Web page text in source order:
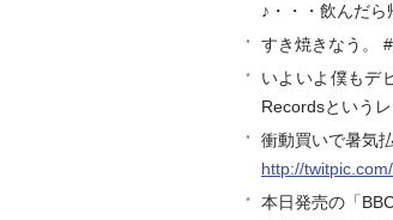
♪・・・飲んだ
すき焼きなう。 #
いよいよ僕もデ
Recordsという
衝動買いで暑気
http://
本日発売の「